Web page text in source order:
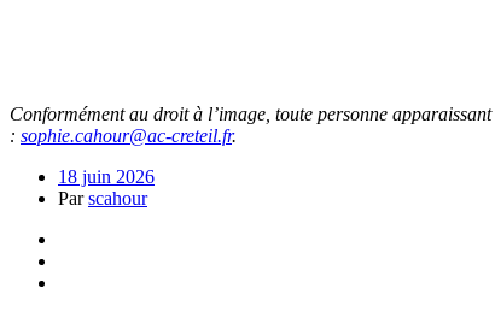
Conformément au droit à l’image, toute personne
: sophie.cahour@ac-creteil.fr.
18 juin 2026
Parscahour